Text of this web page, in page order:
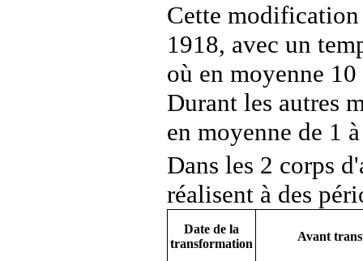
Cette
1918, avec un
où en moyenne
Durant les autres
en moyenne de 1
Dans les 2 corps
réalisent à des
Date de la
transformation
Avant